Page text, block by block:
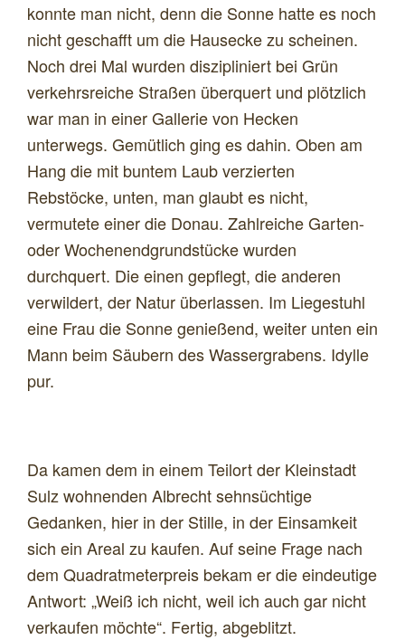
konnte man nicht, denn die Sonne hatte es noch
nicht geschafft um die Hausecke zu scheinen.
Noch drei Mal wurden diszipliniert bei Grün
verkehrsreiche Straßen überquert und plötzlich
war man in einer Gallerie von Hecken
unterwegs. Gemütlich ging es dahin. Oben am
Hang die mit buntem Laub verzierten
Rebstöcke, unten, man glaubt es nicht,
vermutete einer die Donau. Zahlreiche Garten-
oder Wochenendgrundstücke wurden
durchquert. Die einen gepflegt, die anderen
verwildert, der Natur überlassen. Im Liegestuhl
eine Frau die Sonne genießend, weiter unten ein
Mann beim Säubern des Wassergrabens. Idylle
pur.
Da kamen dem in einem Teilort der Kleinstadt
Sulz wohnenden Albrecht sehnsüchtige
Gedanken, hier in der Stille, in der Einsamkeit
sich ein Areal zu kaufen. Auf seine Frage nach
dem Quadratmeterpreis bekam er die eindeutige
Antwort: „Weiß ich nicht, weil ich auch gar nicht
verkaufen möchte“. Fertig, abgeblitzt.